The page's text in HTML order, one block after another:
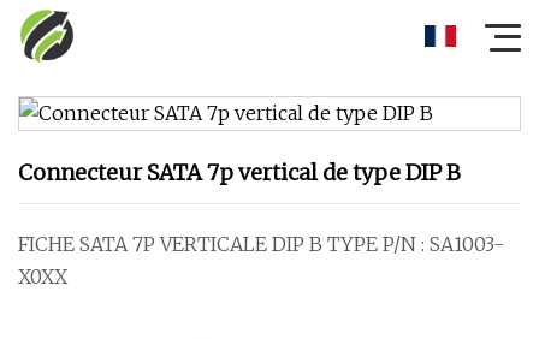
Connecteur SATA 7p vertical de type DIP B
FICHE SATA 7P VERTICALE DIP B TYPE P/N : SA1003-
X0XX